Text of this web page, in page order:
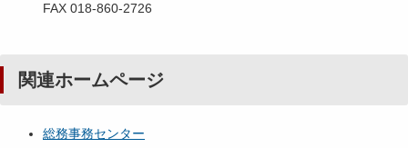
FAX 018-860-2726
関連ホームページ
総務事務センター